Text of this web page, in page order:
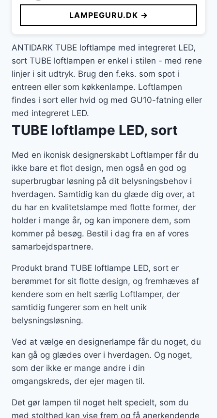
pris
var:
700 kr..
pris
er:
647 kr..
LAMPEGURU.DK →
ANTIDARK TUBE loftlampe med integreret LED,
sort TUBE loftlampen er enkel i stilen - med rene
linjer i sit udtryk. Brug den f.eks. som spot i
entreen eller som køkkenlampe. Loftlampen
findes i sort eller hvid og med GU10-fatning eller
med integreret LED.
TUBE loftlampe LED, sort
Med en ikonisk designerskabt Loftlamper får du
ikke bare et flot design, men også en god og
superbrugbar løsning på dit belysningsbehov i
hverdagen. Samtidig kan du glæde dig over, at
du har en kvalitetslampe med flotte former, der
holder i mange år, og kan imponere dem, som
kommer på besøg. Bestil i dag fra en af vores
samarbejdspartnere.
Produkt brand TUBE loftlampe LED, sort er
berømmet for sit flotte design, og fremhæves af
kendere som en helt særlig Loftlamper, der
samtidig fungerer som en helt unik
belysningsløsning.
Ved at vælge en designerlampe får du noget, du
kan gå og glædes over i hverdagen. Og noget,
som der ikke er mange andre i din
omgangskreds, der ejer magen til.
Det gør lampen til noget helt specielt, som du
med stolthed kan vise frem og få anerkendende